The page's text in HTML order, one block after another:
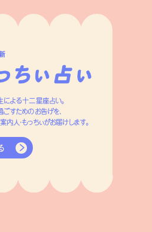
による十二星座占い。
すためのお告げを、
人・もっちぃがお届けします。